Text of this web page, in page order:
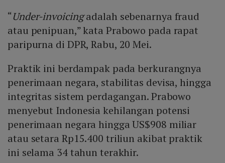
“Under-invoicingadalah sebenarnya fraud
atau penipuan,” kata Prabowo pada rapat
paripurna di DPR, Rabu, 20 Mei.
Praktik ini berdampak pada berkurangnya
penerimaan negara, stabilitas devisa, hingga
integritas sistem perdagangan. Prabowo
menyebut Indonesia kehilangan potensi
penerimaan negara hingga US$908 miliar
atau setara Rp15.400 triliun akibat praktik
ini selama 34 tahun terakhir.